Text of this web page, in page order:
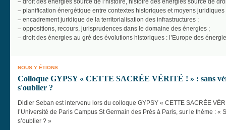
– droit des énergies source de l’histoire, histoire des énergies source de
– planification énergétique entre contextes historiques et moyens juridiques
– encadrement juridique de la territorialisation des infrastructures ;
– oppositions, recours, jurisprudences dans le domaine des énergies ;
– droit des énergies au gré des évolutions historiques : l’Europe des
NOUS Y ÉTIONS
Colloque GYPSY « CETTE SACRÉE VÉRITÉ ! » : sans
s'oublier ?
Didier Seban est intervenu lors du colloque GYPSY « CETTE SACRÉE
l’Université de Paris Campus St Germain des Prés à Paris, sur le thème : «
s’oublier ? »